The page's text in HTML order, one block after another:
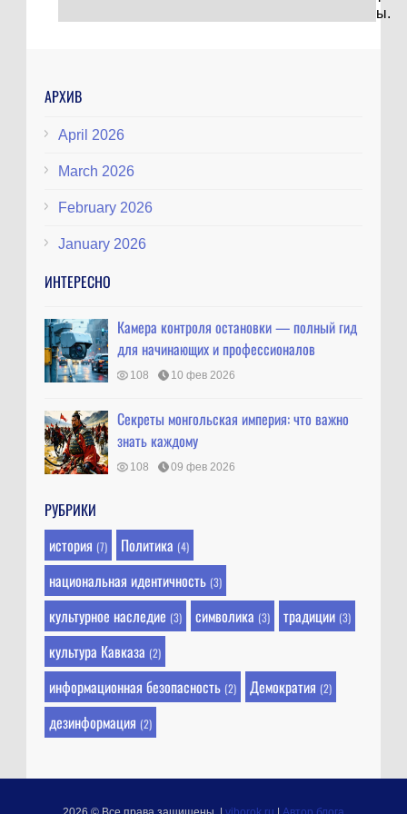
ы.
АРХИВ
April 2026
March 2026
February 2026
January 2026
ИНТЕРЕСНО
Камера контроля остановки — полный гид
для начинающих и профессионалов
108 10 фев 2026
Секреты монгольская империя: что важно
знать каждому
108 09 фев 2026
РУБРИКИ
история (7) Политика (4)
национальная идентичность (3)
культурное наследие (3) символика (3) традиции (3)
культура Кавказа (2)
информационная безопасность (2) Демократия (2)
дезинформация (2)